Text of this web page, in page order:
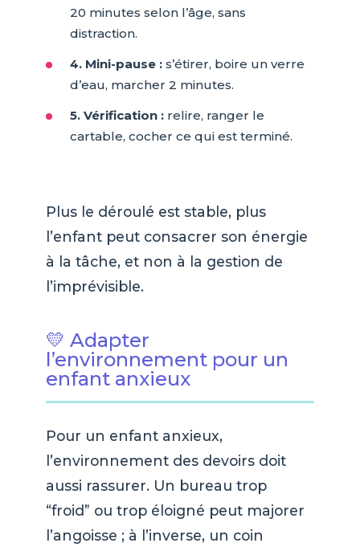
20 minutes selon l’âge, sans
distraction.
4. Mini-pause :s’étirer, boire un verre
d’eau, marcher 2 minutes.
5. Vérification :relire, ranger le
cartable, cocher ce qui est terminé.
Plus le déroulé est stable, plus
l’enfant peut consacrer son énergie
à la tâche, et non à la gestion de
l’imprévisible.
💛 Adapter
l’environnement pour un
enfant anxieux
Pour un enfant anxieux,
l’environnement des devoirs doit
aussi rassurer. Un bureau trop
“froid” ou trop éloigné peut majorer
l’angoisse ; à l’inverse, un coin